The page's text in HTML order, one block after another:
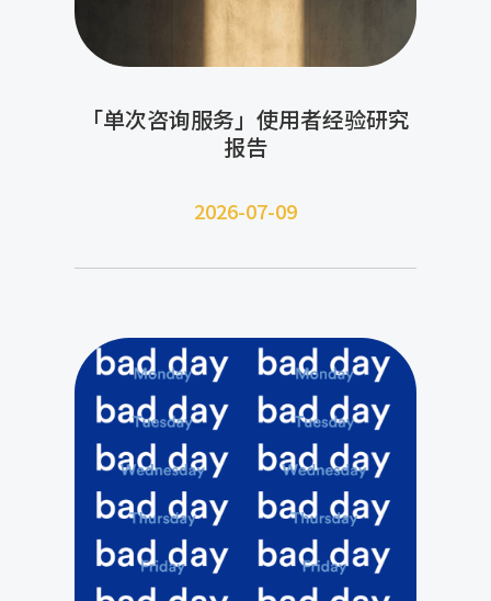
「单次咨询服务」使用者经验研究
报告
2026-07-09